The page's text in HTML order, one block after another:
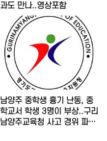
과도 만나..영상포함
남양주 중학생 흉기 난동, 중
학교서 학생 3명이 부상..구리
남양주교육청 사고 경위 파악